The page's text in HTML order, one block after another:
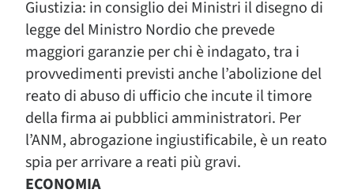
Giustizia: in consiglio dei Ministri il disegno di
legge del Ministro Nordio che prevede
maggiori garanzie per chi è indagato, tra i
provvedimenti previsti anche l’abolizione del
reato di abuso di ufficio che incute il timore
della firma ai pubblici amministratori. Per
l’ANM, abrogazione ingiustificabile, è un reato
spia per arrivare a reati più gravi.
ECONOMIA